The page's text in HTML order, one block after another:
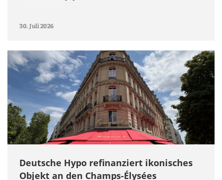
30. Juli 2026
Deutsche Hypo refinanziert ikonisches
Objekt an den Champs-Élysées